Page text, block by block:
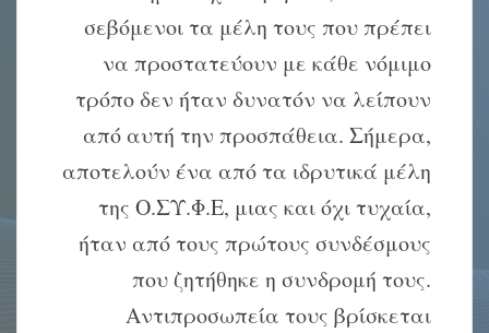
σεβόμενοι τα μέλη τους που πρέπει
να προστατεύουν με κάθε νόμιμο
τρόπο δεν ήταν δυνατόν να λείπουν
από αυτή την προσπάθεια. Σήμερα,
αποτελούν ένα από τα ιδρυτικά μέλη
της Ο.ΣΥ.Φ.Ε, μιας και όχι τυχαία,
ήταν από τους πρώτους συνδέσμους
που ζητήθηκε η συνδρομή τους.
Αντιπροσωπεία τους βρίσκεται